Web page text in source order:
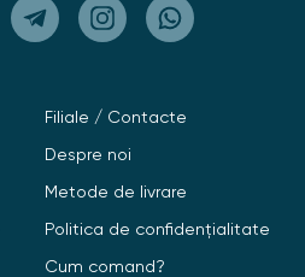
Filiale / Contacte
Despre noi
Metode de livrare
Politica de confidențialitate
Cum comand?